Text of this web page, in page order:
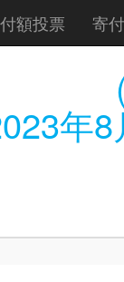
額投票 寄
年